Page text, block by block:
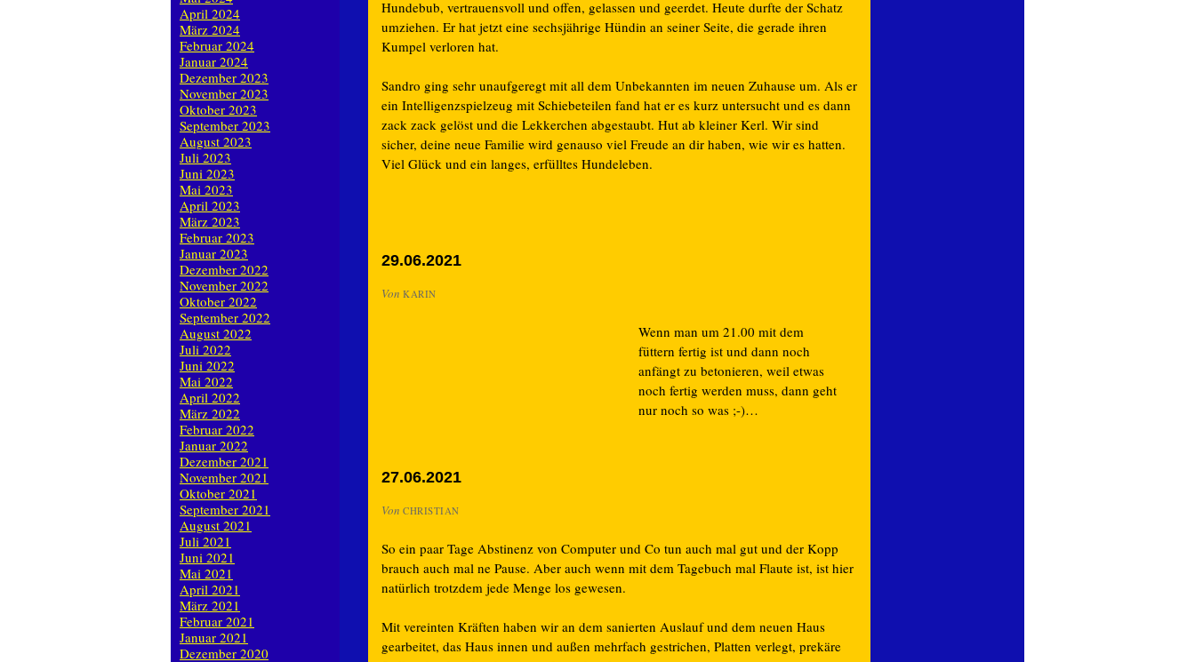
Hundebub, vertrauensvoll und offen, gelassen und geerdet. Heute durfte der Schatz
umziehen. Er hat jetzt eine sechsjährige Hündin an seiner Seite, die gerade ihren
Kumpel verloren hat.
Sandro ging sehr unaufgeregt mit all dem Unbekannten im neuen Zuhause um. Als er
ein Intelligenzspielzeug mit Schiebeteilen fand hat er es kurz untersucht und es dann
zack zack gelöst und die Lekkerchen abgestaubt. Hut ab kleiner Kerl. Wir sind
sicher, deine neue Familie wird genauso viel Freude an dir haben, wie wir es hatten.
Viel Glück und ein langes, erfülltes Hundeleben.
29.06.2021
Von KARIN
Wenn man um 21.00 mit dem
füttern fertig ist und dann noch
anfängt zu betonieren, weil etwas
noch fertig werden muss, dann geht
nur noch so was ;-)…
27.06.2021
Von CHRISTIAN
So ein paar Tage Abstinenz von Computer und Co tun auch mal gut und der Kopp
brauch auch mal ne Pause. Aber auch wenn mit dem Tagebuch mal Flaute ist, ist hier
natürlich trotzdem jede Menge los gewesen.
Mit vereinten Kräften haben wir an dem sanierten Auslauf und dem neuen Haus
gearbeitet, das Haus innen und außen mehrfach gestrichen, Platten verlegt, prekäre
April 2024
März 2024
Februar 2024
Januar 2024
Dezember 2023
November 2023
Oktober 2023
September 2023
August 2023
Juli 2023
Juni 2023
Mai 2023
April 2023
März 2023
Februar 2023
Januar 2023
Dezember 2022
November 2022
Oktober 2022
September 2022
August 2022
Juli 2022
Juni 2022
Mai 2022
April 2022
März 2022
Februar 2022
Januar 2022
Dezember 2021
November 2021
Oktober 2021
September 2021
August 2021
Juli 2021
Juni 2021
Mai 2021
April 2021
März 2021
Februar 2021
Januar 2021
Dezember 2020